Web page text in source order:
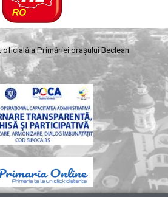
a Primăriei orașului Beclean